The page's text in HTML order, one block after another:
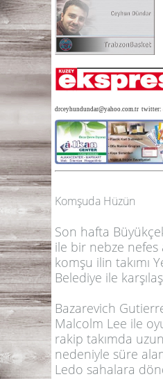
drceyhundundar@yahoo.com.tr twitter:
Komşuda Hüzün
Son hafta
ile bir nebze nefes
komşu ilin takımı
Belediye ile
Bazarevich
Malcolm Lee ile
rakip takımda
nedeniyle süre
Ledo sahalara